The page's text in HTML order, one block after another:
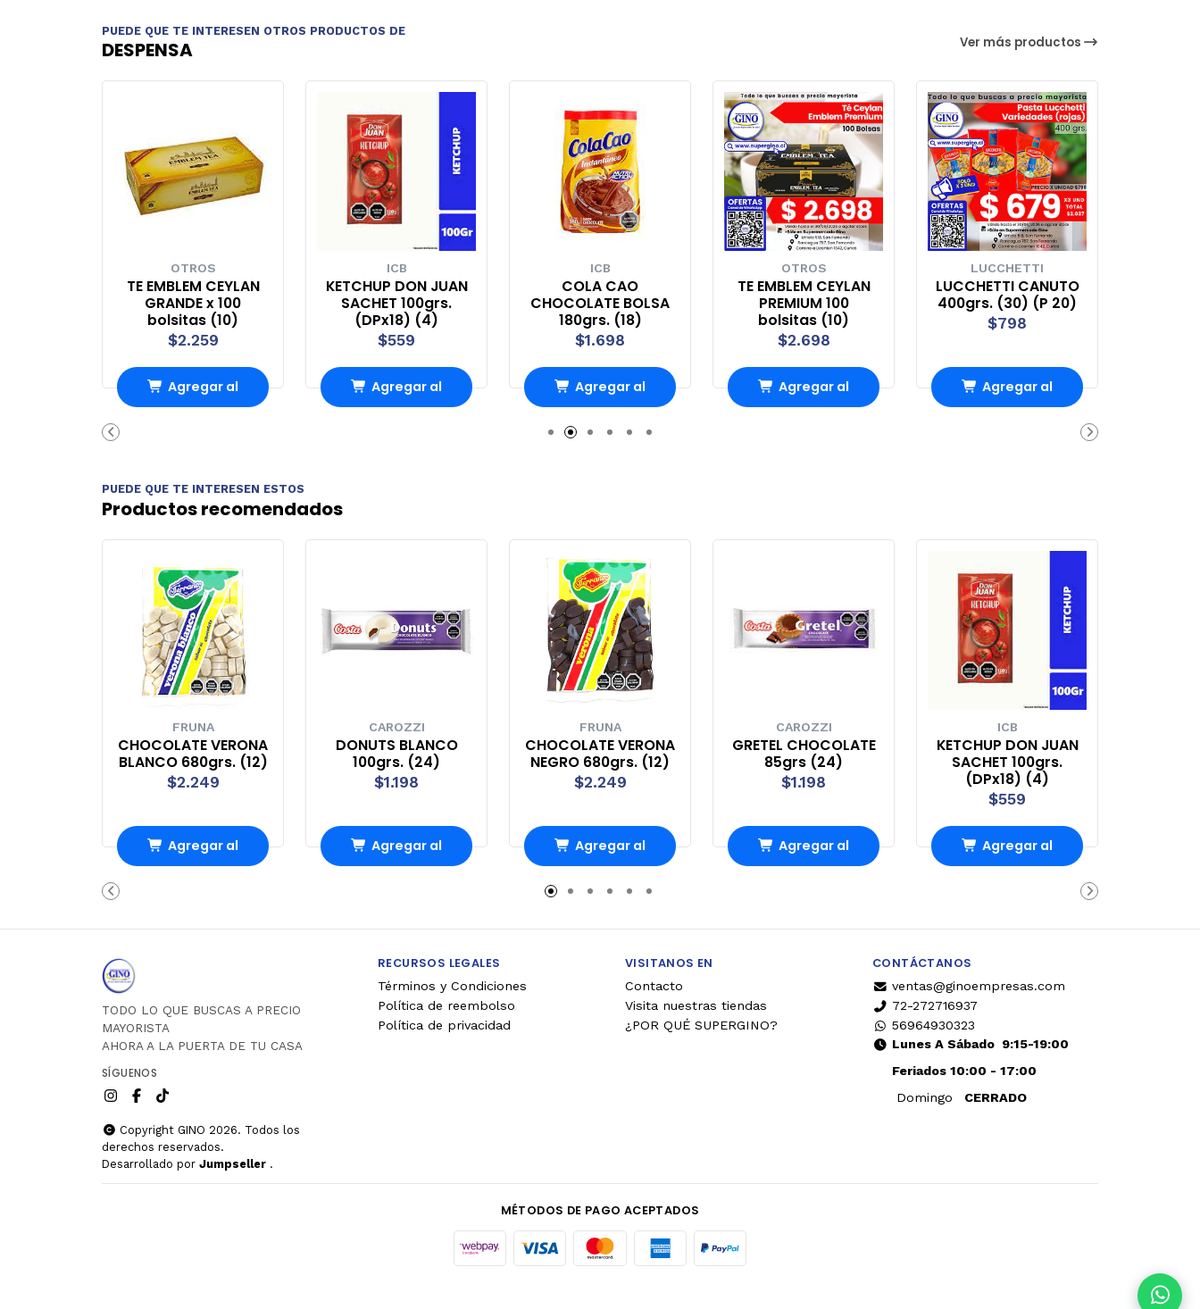
PUEDE QUE TE INTERESEN OTROS PRODUCTOS DE
DESPENSA Ver más productos
OTROS
TE EMBLEM CEYLAN
GRANDE x 100
bolsitas (10)
$2.259
Agregar al
ICB
KETCHUP DON JUAN
SACHET 100grs.
(DPx18) (4)
$559
Agregar al
ICB
COLA CAO
CHOCOLATE BOLSA
180grs. (18)
$1.698
Agregar al
Carro
OTROS
TE EMBLEM CEYLAN
PREMIUM 100
bolsitas (10)
$2.698
Agregar al
LUCCHETTI
LUCCHETTI CANUTO
400grs. (30) (P 20)
$798
Agregar al
PUEDE QUE TE INTERESEN ESTOS
Productos recomendados
FRUNA
CHOCOLATE VERONA
BLANCO 680grs. (12)
$2.249
Agregar al
CAROZZI
DONUTS BLANCO
100grs. (24)
$1.198
Agregar al
FRUNA
CHOCOLATE VERONA
NEGRO 680grs. (12)
$2.249
Agregar al
Carro
CAROZZI
GRETEL CHOCOLATE
85grs (24)
$1.198
Agregar al
ICB
KETCHUP DON JUAN
SACHET 100grs.
(DPx18) (4)
$559
Agregar al
TODO LO QUE BUSCAS A PRECIO
MAYORISTA
AHORA A LA PUERTA DE TU CASA
SÍGUENOS
Copyright GINO 2026. Todos los
derechos reservados.
Desarrollado por Jumpseller .
RECURSOS LEGALES
Términos y Condiciones
Política de reembolso
Política de privacidad
VISITANOS EN
Contacto
Visita nuestras tiendas
¿POR QUÉ SUPERGINO?
CONTÁCTANOS
ventas@ginoempresas.com
72-272716937
56964930323
Lunes A Sábado9:15-19:00
Feriados 10:00 - 17:00
Domingo
CERRADO
MÉTODOS DE PAGO ACEPTADOS